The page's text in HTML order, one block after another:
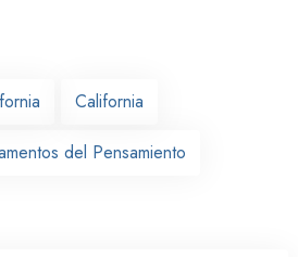
California
del Pensamiento